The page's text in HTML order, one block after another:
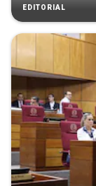
EDITORIAL